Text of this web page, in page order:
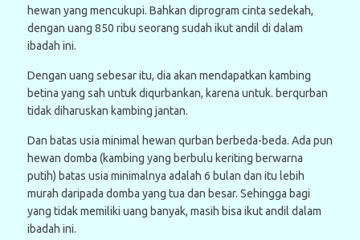
hewan yang mencukupi. Bahkan diprogram cinta sedekah,
dengan uang 850 ribu seorang sudah ikut andil di dalam
ibadah ini.
Dengan uang sebesar itu, dia akan mendapatkan kambing
betina yang sah untuk diqurbankan, karena untuk. berqurban
tidak diharuskan kambing jantan.
Dan batas usia minimal hewan qurban berbeda-beda. Ada pun
hewan domba (kambing yang berbulu keriting berwarna
putih) batas usia minimalnya adalah 6 bulan dan itu lebih
murah daripada domba yang tua dan besar. Sehingga bagi
yang tidak memiliki uang banyak, masih bisa ikut andil dalam
ibadah ini.